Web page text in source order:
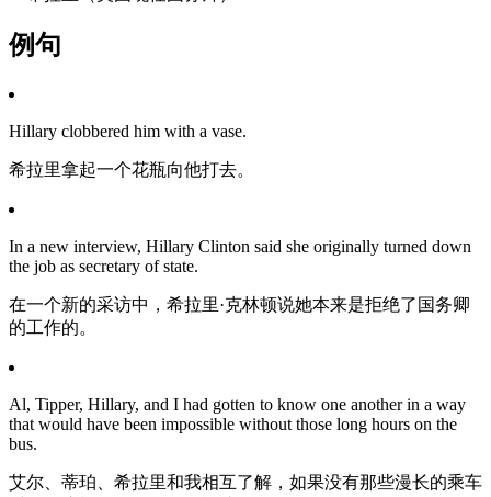
例句
Hillary clobbered him with a vase.
希拉里拿起一个花瓶向他打去。
In a new interview, Hillary Clinton said she originally turned down
the job as secretary of state.
在一个新的采访中，希拉里·克林顿说她本来是拒绝了国务卿
的工作的。
Al, Tipper, Hillary, and I had gotten to know one another in a way
that would have been impossible without those long hours on the
bus.
艾尔、蒂珀、希拉里和我相互了解，如果没有那些漫长的乘车